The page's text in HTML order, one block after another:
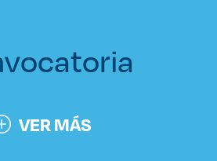
VER MÁS